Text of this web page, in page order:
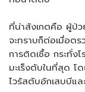
ที่น่าสังเกตคือ ผู้ป่ว
จะทราบก็ต่อเมื่อต
การติดเชื้อ กระทั่ง
มะเร็งตับในที่สุด โ
ไวรัสตับอักเสบบีแล